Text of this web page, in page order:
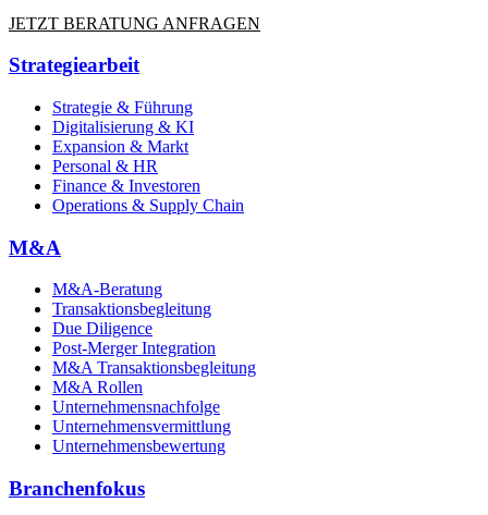
JETZT BERATUNG ANFRAGEN
Strategiearbeit
Strategie & Führung
Digitalisierung & KI
Expansion & Markt
Personal & HR
Finance & Investoren
Operations & Supply Chain
M&A
M&A-Beratung
Transaktionsbegleitung
Due Diligence
Post-Merger Integration
M&A Transaktionsbegleitung
M&A Rollen
Unternehmensnachfolge
Unternehmensvermittlung
Unternehmensbewertung
Branchenfokus